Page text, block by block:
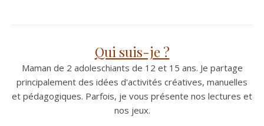
Qui suis-je ?
Maman de 2 adoleschiants de 12 et 15 ans. Je partage
principalement des idées d'activités créatives, manuelles
et pédagogiques. Parfois, je vous présente nos lectures et
nos jeux.